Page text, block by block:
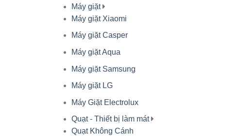
Máy giặt
Máy giặt Xiaomi
Máy giặt Casper
Máy giặt Aqua
Máy giặt Samsung
Máy giặt LG
Máy Giặt Electrolux
Quạt - Thiết bị làm mát
Quạt Không Cánh